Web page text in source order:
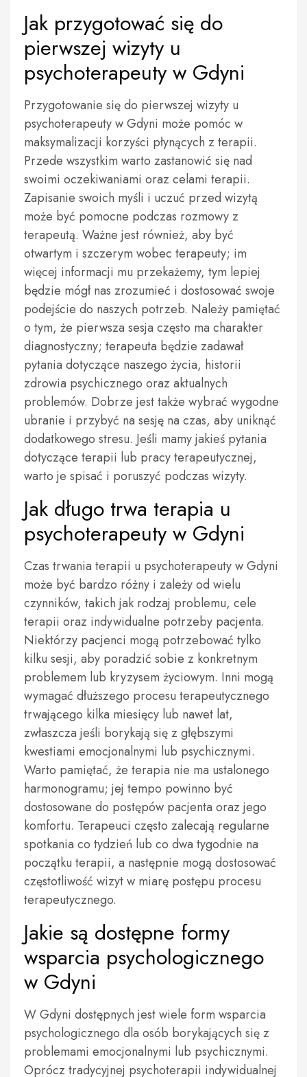
Jak przygotować się do
pierwszej wizyty u
psychoterapeuty w Gdyni
Przygotowanie się do pierwszej wizyty u
psychoterapeuty w Gdyni może pomóc w
maksymalizacji korzyści płynących z terapii.
Przede wszystkim warto zastanowić się nad
swoimi oczekiwaniami oraz celami terapii.
Zapisanie swoich myśli i uczuć przed wizytą
może być pomocne podczas rozmowy z
terapeutą. Ważne jest również, aby być
otwartym i szczerym wobec terapeuty; im
więcej informacji mu przekażemy, tym lepiej
będzie mógł nas zrozumieć i dostosować swoje
podejście do naszych potrzeb. Należy pamiętać
o tym, że pierwsza sesja często ma charakter
diagnostyczny; terapeuta będzie zadawał
pytania dotyczące naszego życia, historii
zdrowia psychicznego oraz aktualnych
problemów. Dobrze jest także wybrać wygodne
ubranie i przybyć na sesję na czas, aby uniknąć
dodatkowego stresu. Jeśli mamy jakieś pytania
dotyczące terapii lub pracy terapeutycznej,
warto je spisać i poruszyć podczas wizyty.
Jak długo trwa terapia u
psychoterapeuty w Gdyni
Czas trwania terapii u psychoterapeuty w Gdyni
może być bardzo różny i zależy od wielu
czynników, takich jak rodzaj problemu, cele
terapii oraz indywidualne potrzeby pacjenta.
Niektórzy pacjenci mogą potrzebować tylko
kilku sesji, aby poradzić sobie z konkretnym
problemem lub kryzysem życiowym. Inni mogą
wymagać dłuższego procesu terapeutycznego
trwającego kilka miesięcy lub nawet lat,
zwłaszcza jeśli borykają się z głębszymi
kwestiami emocjonalnymi lub psychicznymi.
Warto pamiętać, że terapia nie ma ustalonego
harmonogramu; jej tempo powinno być
dostosowane do postępów pacjenta oraz jego
komfortu. Terapeuci często zalecają regularne
spotkania co tydzień lub co dwa tygodnie na
początku terapii, a następnie mogą dostosować
częstotliwość wizyt w miarę postępu procesu
terapeutycznego.
Jakie są dostępne formy
wsparcia psychologicznego
w Gdyni
W Gdyni dostępnych jest wiele form wsparcia
psychologicznego dla osób borykających się z
problemami emocjonalnymi lub psychicznymi.
Oprócz tradycyjnej psychoterapii indywidualnej